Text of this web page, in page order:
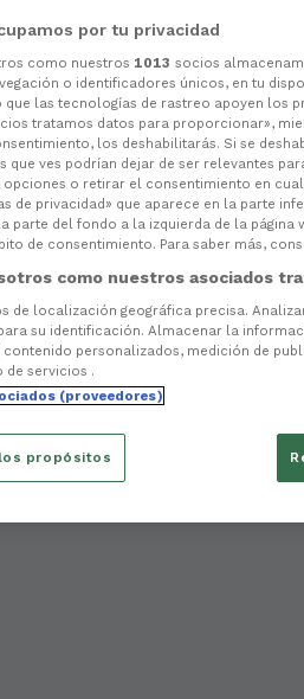
por tu privacidad
como nuestros 1013 socios
o identificadores únicos, en tu
que las tecnologías de rastreo apoyen los
tratamos datos para proporcionar»,
los deshabilitarás. Si se
que ves podrían dejar de ser relevantes
opciones o retirar el consentimiento en
de privacidad» que aparece en la parte
parte del fondo a la izquierda de la
de consentimiento. Para saber más,
como nuestros asociados
de localización geográfica precisa.
su identificación. Almacenar la
contenido personalizados, medición de
servicios .
(proveedores)
propósitos